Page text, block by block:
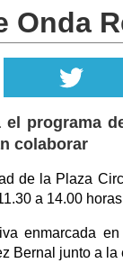
Onda
el programa
colaborar
de la Plaza
a 14.00
enmarcada
Bernal junto a